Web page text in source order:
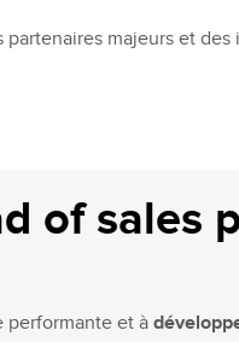
majeurs et
of sales
performante et à